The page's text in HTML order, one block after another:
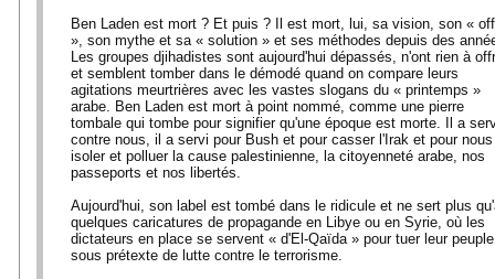
Ben Laden est mort ? Et puis ? Il est mort, lui, sa vision, son «
», son mythe et sa « solution » et ses méthodes depuis des
Les groupes djihadistes sont aujourd'hui dépassés, n'ont rien à
et semblent tomber dans le démodé quand on compare leurs
agitations meurtrières avec les vastes slogans du « printemps »
arabe. Ben Laden est mort à point nommé, comme une pierre
tombale qui tombe pour signifier qu'une époque est morte. Il a
contre nous, il a servi pour Bush et pour casser l'Irak et pour nous
isoler et polluer la cause palestinienne, la citoyenneté arabe, nos
passeports et nos libertés.
Aujourd'hui, son label est tombé dans le ridicule et ne sert plus
quelques caricatures de propagande en Libye ou en Syrie, où les
dictateurs en place se servent « d'El-Qaïda » pour tuer leur peuple
sous prétexte de lutte contre le terrorisme.